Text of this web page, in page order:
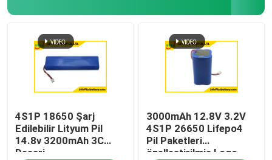
4S1P 18650 Şarj
Edilebilir Lityum Pil
14.8v 3200mAh 3C
Deşarj
3000mAh 12.8V 3.2V
4S1P 26650 Lifepo4
Pil Paketleri
özelleştirilmiş Logo